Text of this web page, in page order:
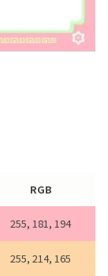
RGB
255, 181, 194
255, 214, 165